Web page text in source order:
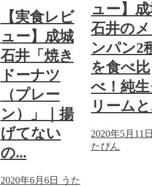
【実食レビ
ュー】成城
石井「焼き
ドーナツ
（プレー
ン）」｜揚
げてない
の...
2020年6月6日
うた
ュー】
石井の
ンパン2
を食べ比
べ！純
リーム
2020年5月11
たぴん